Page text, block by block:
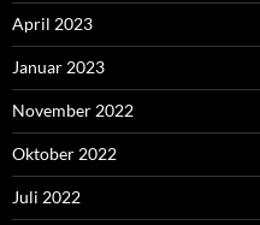
April 2023
Januar 2023
November 2022
Oktober 2022
Juli 2022